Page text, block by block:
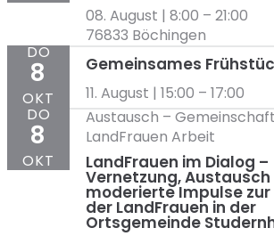
08. August | 8:00 – 21:00
76833 Böchingen
Gemeinsames
11. August | 15:00 – 17:00
DO
8
OKT
LandFrauen im Dialog –
Vernetzung, Austausch
moderierte Impulse zur
der LandFrauen in der
Ortsgemeinde
Austausch – Gemeinschaft
LandFrauen Arbeit
DO
8
OKT